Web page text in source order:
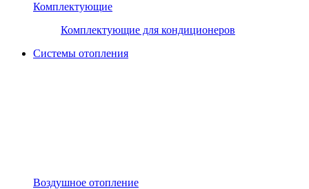
Комплектующие
Комплектующие для кондиционеров
Системы отопления
Воздушное отопление